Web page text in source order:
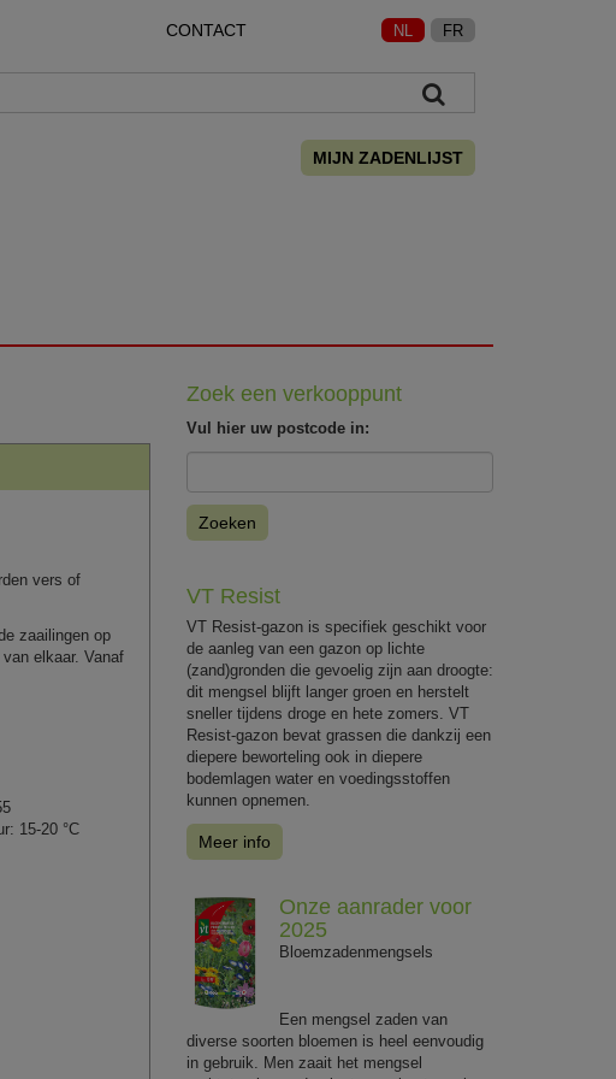
CONTACT NL FR
MIJN ZADENLIJST
vers of
zaailingen op
elkaar. Vanaf
15-20 °C
Zoek een verkooppunt
Vul hier uw postcode in:
Zoeken
VT Resist
VT Resist-gazon is specifiek geschikt voor
de aanleg van een gazon op lichte
(zand)gronden die gevoelig zijn aan droogte:
dit mengsel blijft langer groen en herstelt
sneller tijdens droge en hete zomers. VT
Resist-gazon bevat grassen die dankzij een
diepere beworteling ook in diepere
bodemlagen water en voedingsstoffen
kunnen opnemen.
Meer info
Onze aanrader voor
2025
Bloemzadenmengsels
Een mengsel zaden van
diverse soorten bloemen is heel eenvoudig
in gebruik. Men zaait het mengsel